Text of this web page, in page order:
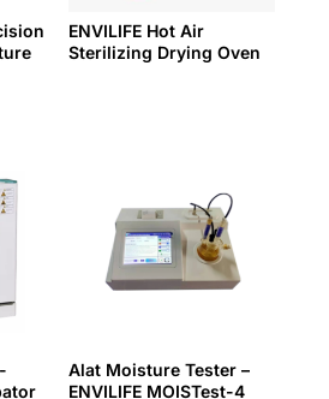
ENVILIFE Hot Air
Sterilizing Drying Oven
Alat Moisture Tester –
ENVILIFE MOISTest-4